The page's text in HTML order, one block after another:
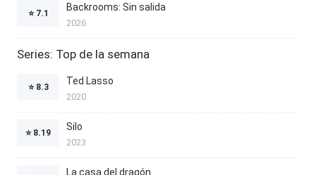
⭐ 7.1
Backrooms: Sin salida
2026
Series: Top de la semana
⭐ 8.3
Ted Lasso
2020
⭐ 8.19
Silo
2023
La casa del dragón